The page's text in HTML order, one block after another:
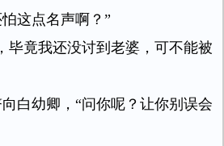
这点名声啊？”
毕竟我还没讨到老婆，可不能被
白幼卿，“问你呢？让你别误会